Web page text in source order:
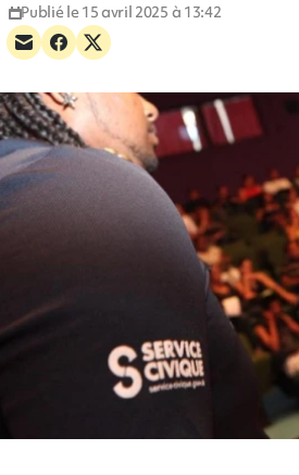
Publié le 15 avril 2025 à 13:42